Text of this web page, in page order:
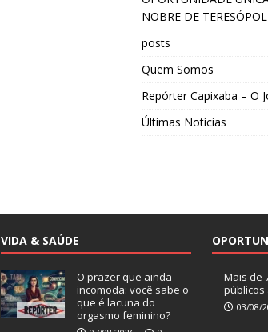
NOBRE DE
posts
Quem Somos
Repórter Capixaba – O
Últimas Notícias
VIDA & SAÚDE
O prazer que ainda
incomoda: você sabe o
que é lacuna do
orgasmo feminino?
Mais de
públicos
03/08/